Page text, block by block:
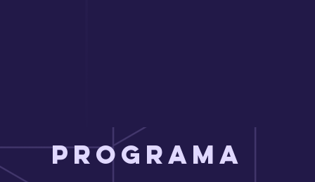
PROGRAMA